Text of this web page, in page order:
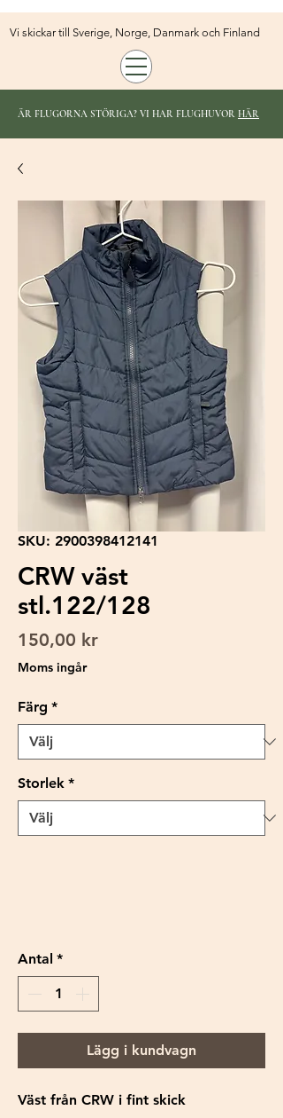
Vi skickar till Sverige, Norge, Danmark och Finland
ÄR FLUGORNA STÖRIGA? VI HAR FLUGHUVOR HÄR
SKU: 2900398412141
CRW väst
stl.122/128
150,00 krPris
Moms ingår
Färg *
Storlek *
Antal *
Lägg i kundvagn
Väst från CRW i fint skick